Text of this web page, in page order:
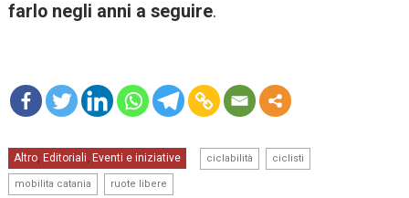
farlo negli anni a seguire.
re
Altro, Editoriali, Eventi e iniziative ciclabilità ciclisti
mobilita catania ruote libere